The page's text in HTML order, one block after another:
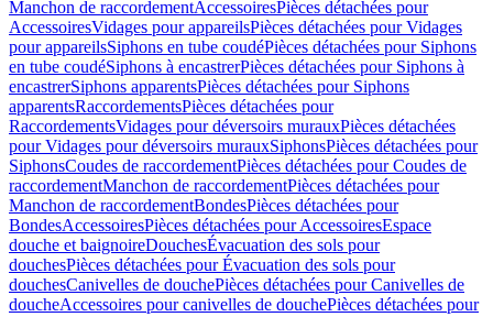
Manchon de raccordementAccessoiresPièces détachées pour
AccessoiresVidages pour appareilsPièces détachées pour Vidages
pour appareilsSiphons en tube coudéPièces détachées pour Siphons
en tube coudéSiphons à encastrerPièces détachées pour Siphons à
encastrerSiphons apparentsPièces détachées pour Siphons
apparentsRaccordementsPièces détachées pour
RaccordementsVidages pour déversoirs murauxPièces détachées
pour Vidages pour déversoirs murauxSiphonsPièces détachées pour
SiphonsCoudes de raccordementPièces détachées pour Coudes de
raccordementManchon de raccordementPièces détachées pour
Manchon de raccordementBondesPièces détachées pour
BondesAccessoiresPièces détachées pour AccessoiresEspace
douche et baignoireDouchesÉvacuation des sols pour
douchesPièces détachées pour Évacuation des sols pour
douchesCanivelles de douchePièces détachées pour Canivelles de
doucheAccessoires pour canivelles de douchePièces détachées pour